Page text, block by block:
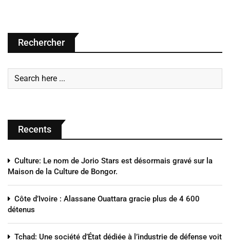
Rechercher
Recents
Culture: Le nom de Jorio Stars est désormais gravé sur la
Maison de la Culture de Bongor.
Côte d’Ivoire : Alassane Ouattara gracie plus de 4 600
détenus
Tchad: Une société d’État dédiée à l’industrie de défense voit